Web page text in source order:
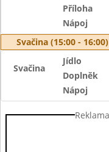
Příloha
Nápoj
Svačina (15:00 - 16:00)
Svačina
Jídlo
Doplněk
Nápoj